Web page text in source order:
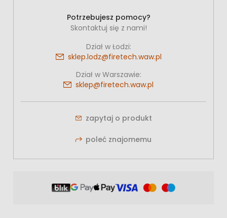
Potrzebujesz pomocy?
Skontaktuj się z nami!
Dział w Łodzi:
sklep.lodz@firetech.waw.pl
Dział w Warszawie:
sklep@firetech.waw.pl
zapytaj o produkt
poleć znajomemu